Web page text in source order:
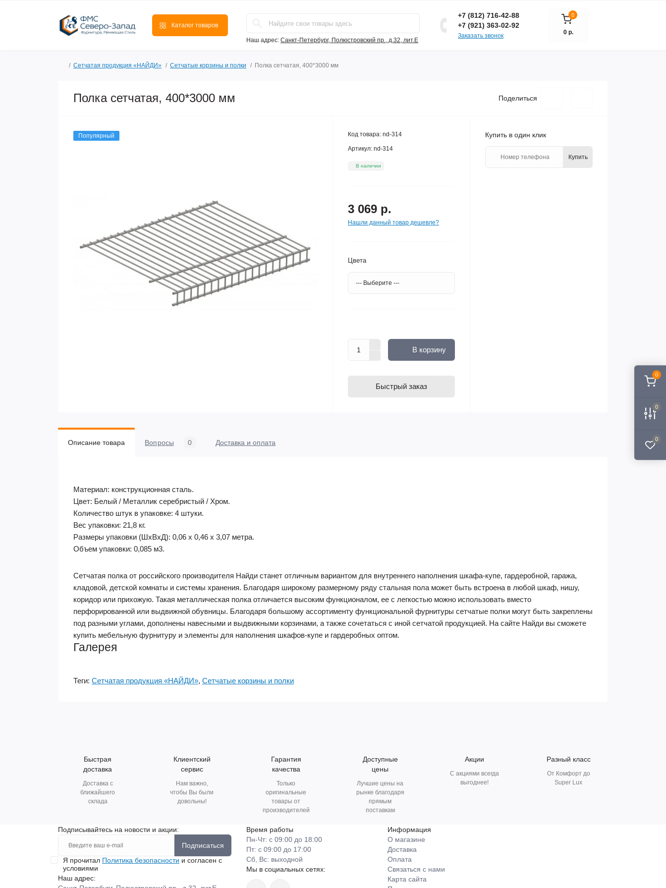
0
0
0
Каталог товаров
Наш адрес: Санкт-Петербург, Полюстровский пр., д.32, лит.Е
+7 (812) 716-42-88
+7 (921) 363-02-92
Заказать звонок
0
0 р.
Сетчатая продукция «НАЙДИ» Сетчатые корзины и полки Полка сетчатая, 400*3000 мм
Полка сетчатая, 400*3000 мм Поделиться
Популярный Код товара: nd-314
Артикул: nd-314
В наличии
3 069 р.
Нашли данный товар дешевле?
Цвета
В корзину
Быстрый заказ
Купить в один клик
Купить
Описание товара Вопросы 0 Доставка и оплата
Материал: конструкционная сталь.
Цвет: Белый / Металлик серебристый / Хром.
Количество штук в упаковке: 4 штуки.
Вес упаковки: 21,8 кг.
Размеры упаковки (ШхВхД): 0,06 х 0,46 х 3,07 метра.
Объем упаковки: 0,085 м3.
Сетчатая полка от российского производителя Найди станет отличным вариантом для внутреннего наполнения шкафа-купе, гардеробной, гаража,
кладовой, детской комнаты и системы хранения. Благодаря широкому размерному ряду стальная пола может быть встроена в любой шкаф, нишу,
коридор или прихожую. Такая металлическая полка отличается высоким функционалом, ее с легкостью можно использовать вместо
перфорированной или выдвижной обувницы. Благодаря большому ассортименту функциональной фурнитуры сетчатые полки могут быть закреплены
под разными углами, дополнены навесными и выдвижными корзинами, а также сочетаться с иной сетчатой продукцией. На сайте Найди вы сможете
купить мебельную фурнитуру и элементы для наполнения шкафов-купе и гардеробных оптом.
Галерея
Теги: Сетчатая продукция «НАЙДИ», Сетчатые корзины и полки
Быстрая
доставка
Доставка с
ближайшего
склада
Клиентский
сервис
Нам важно,
чтобы Вы были
довольны!
Гарантия
качества
Только
оригинальные
товары от
производителей
Доступные
цены
Лучшие цены на
рынке благодаря
прямым
поставкам
Акции
С акциями всегда
выгоднее!
Разный класс
От Комфорт до
Super Lux
Подписывайтесь на новости и акции:
Подписаться
Я прочитал Политика безопасности и согласен с
условиями
Наш адрес:
Время работы
Пн-Чт: с 09:00 до 18:00
Пт: с 09:00 до 17:00
Сб, Вс: выходной
Мы в социальных сетях:
Информация
О магазине
Доставка
Оплата
Связаться с нами
Карта сайта